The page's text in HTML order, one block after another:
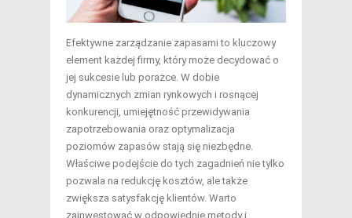
Efektywne zarządzanie zapasami to kluczowy
element każdej firmy, który może decydować o
jej sukcesie lub porażce. W dobie
dynamicznych zmian rynkowych i rosnącej
konkurencji, umiejętność przewidywania
zapotrzebowania oraz optymalizacja
poziomów zapasów stają się niezbędne.
Właściwe podejście do tych zagadnień nie tylko
pozwala na redukcję kosztów, ale także
zwiększa satysfakcję klientów. Warto
zainwestować w odpowiednie metody i